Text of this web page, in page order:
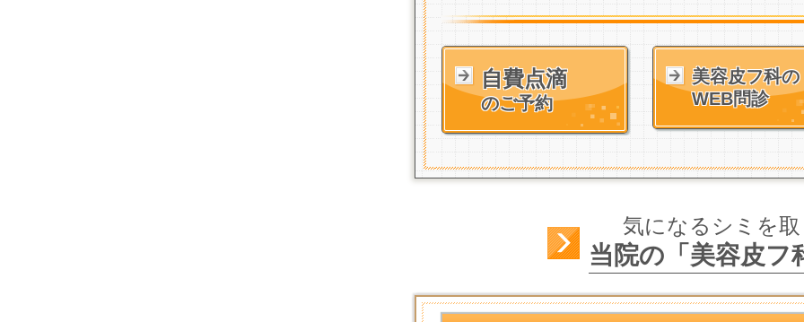
自費点滴
のご予約
美容皮フ科の
WEB問診
気になるシミを
当院の「美容皮フ